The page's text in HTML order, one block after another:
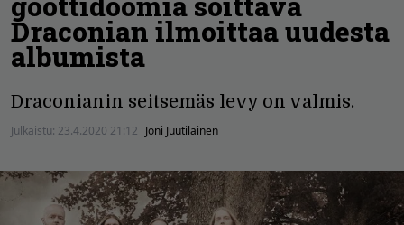
Draconian ilmoittaa uudesta
albumista
Draconianin seitsemäs levy on valmis.
Julkaistu: 23.4.2020 21:12 Joni Juutilainen